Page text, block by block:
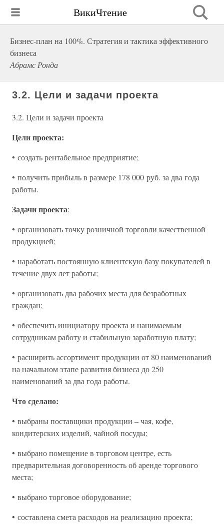
ВикиЧтение
Бизнес-план на 100%. Стратегия и тактика эффективного
бизнеса
Абрамс Ронда
3.2. Цели и задачи проекта
3.2. Цели и задачи проекта
Цели проекта:
• создать рентабельное предприятие;
• получить прибыль в размере 178 000 руб. за два года
работы.
Задачи проекта:
• организовать точку розничной торговли качественной
продукцией;
• наработать постоянную клиентскую базу покупателей в
течение двух лет работы;
• организовать два рабочих места для безработных
граждан;
• обеспечить инициатору проекта и нанимаемым
сотрудникам работу и стабильную заработную плату;
• расширить ассортимент продукции от 80 наименований
на начальном этапе развития бизнеса до 250
наименований за два года работы.
Что сделано:
• выбраны поставщики продукции – чая, кофе,
кондитерских изделий, чайной посуды;
• выбрано помещение в торговом центре, есть
предварительная договоренность об аренде торгового
места;
• выбрано торговое оборудование;
• составлена смета расходов на реализацию проекта;